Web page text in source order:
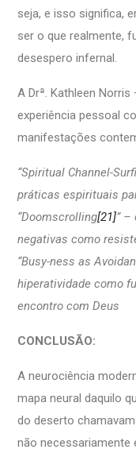
seja, e isso significa,
ser o que realmente,
desespero infernal.
A Drª. Kathleen Norris
experiência pessoal
manifestações
“Spiritual Channel-
práticas espirituais
“Doomscrolling[21]” –
negativas como
“Busy-ness as
hiperatividade como
encontro com Deus
CONCLUSÃO:
A neurociência
mapa neural daquilo
do deserto
não necessariamente